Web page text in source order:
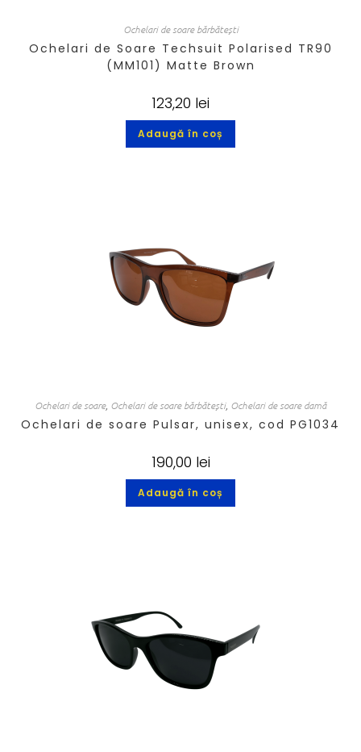
Ochelari de soare bărbătești
Ochelari de Soare Techsuit Polarised TR90
(MM101) Matte Brown
123,20 lei
Adaugă în coș
Ochelari de soare, Ochelari de soare bărbătești, Ochelari de soare damă
Ochelari de soare Pulsar, unisex, cod PG1034
190,00 lei
Adaugă în coș